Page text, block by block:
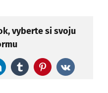
vyberte si svoju
LinkedInTumblr Pinterest
Vk